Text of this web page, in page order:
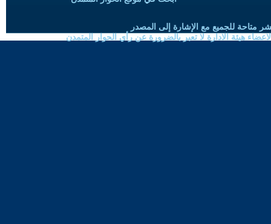
متاحة للجميع مع الإشارة إلى المصدر
هيئة الادارة لا تعبر بالضرورة عن رأي الحوار المتمدن